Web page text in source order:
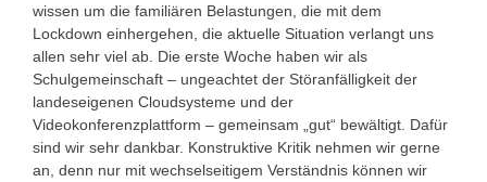
wissen um die familiären Belastungen, die mit dem
Lockdown einhergehen, die aktuelle Situation verlangt uns
allen sehr viel ab. Die erste Woche haben wir als
Schulgemeinschaft – ungeachtet der Störanfälligkeit der
landeseigenen Cloudsysteme und der
Videokonferenzplattform – gemeinsam „gut“ bewältigt. Dafür
sind wir sehr dankbar. Konstruktive Kritik nehmen wir gerne
an, denn nur mit wechselseitigem Verständnis können wir